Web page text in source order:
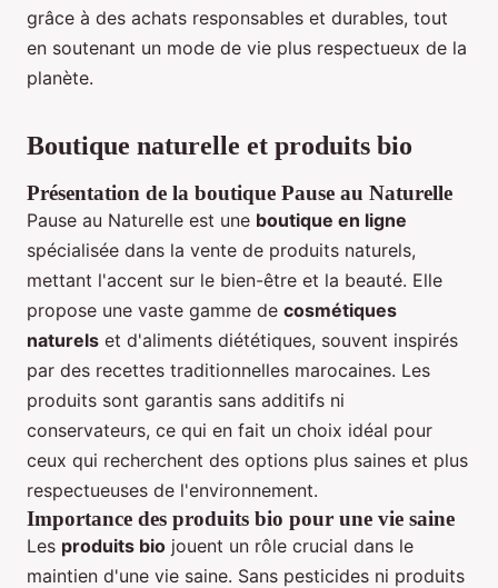
grâce à des achats responsables et durables, tout
en soutenant un mode de vie plus respectueux de la
planète.
Boutique naturelle et produits bio
Présentation de la boutique Pause au Naturelle
Pause au Naturelle est une boutique en ligne
spécialisée dans la vente de produits naturels,
mettant l'accent sur le bien-être et la beauté. Elle
propose une vaste gamme de cosmétiques
naturels et d'aliments diététiques, souvent inspirés
par des recettes traditionnelles marocaines. Les
produits sont garantis sans additifs ni
conservateurs, ce qui en fait un choix idéal pour
ceux qui recherchent des options plus saines et plus
respectueuses de l'environnement.
Importance des produits bio pour une vie saine
Les produits bio jouent un rôle crucial dans le
maintien d'une vie saine. Sans pesticides ni produits